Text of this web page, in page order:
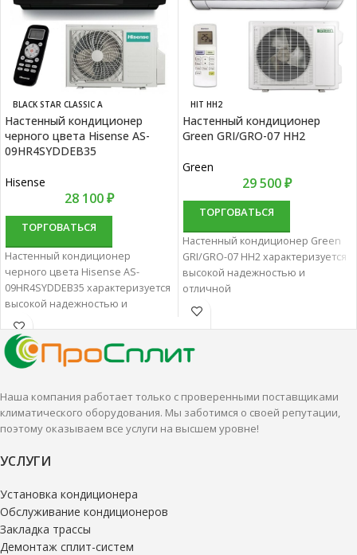
BLACK STAR CLASSIC A
Настенный кондиционер
черного цвета Hisense AS-
09HR4SYDDEB35
Hisense
28 100₽
ТОРГОВАТЬСЯ
Настенный кондиционер
черного цвета Hisense AS-
09HR4SYDDEB35 характеризуется
высокой надежностью и
отличной
производительностью.
Настенные сплит-системы лучше
всего подходят для
и средних помещений.
HIT HH2
Настенный кондиционер
Green GRI/GRO-07 HH2
Green
29 500₽
ТОРГОВАТЬСЯ
Настенный кондиционер Green
GRI/GRO-07 HH2 характеризуется
высокой надежностью и
отличной
производительностью.
Настенные сплит-системы лучше
кондиционирования небольших
Наша компания работает только с проверенными поставщиками
климатического оборудования. Мы заботимся о своей репутации,
поэтому оказываем все услуги на высшем уровне!
УСЛУГИ
Установка кондиционера
Обслуживание кондиционеров
Закладка трассы
Демонтаж сплит-систем